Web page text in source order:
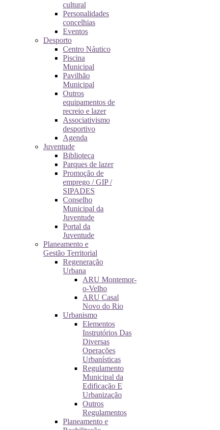
cultural
Personalidades
concelhias
Eventos
Desporto
Centro Náutico
Piscina
Municipal
Pavilhão
Municipal
Outros
equipamentos de
recreio e lazer
Associativismo
desportivo
Agenda
Juventude
Biblioteca
Parques de lazer
Promoção de
emprego / GIP /
SIPADES
Conselho
Municipal da
Juventude
Portal da
Juventude
Planeamento e
Gestão Territorial
Regeneração
Urbana
ARU Montemor-
o-Velho
ARU Casal
Novo do Rio
Urbanismo
Elementos
Instrutórios Das
Diversas
Operações
Urbanísticas
Regulamento
Municipal da
Edificação E
Urbanização
Outros
Regulamentos
Planeamento e